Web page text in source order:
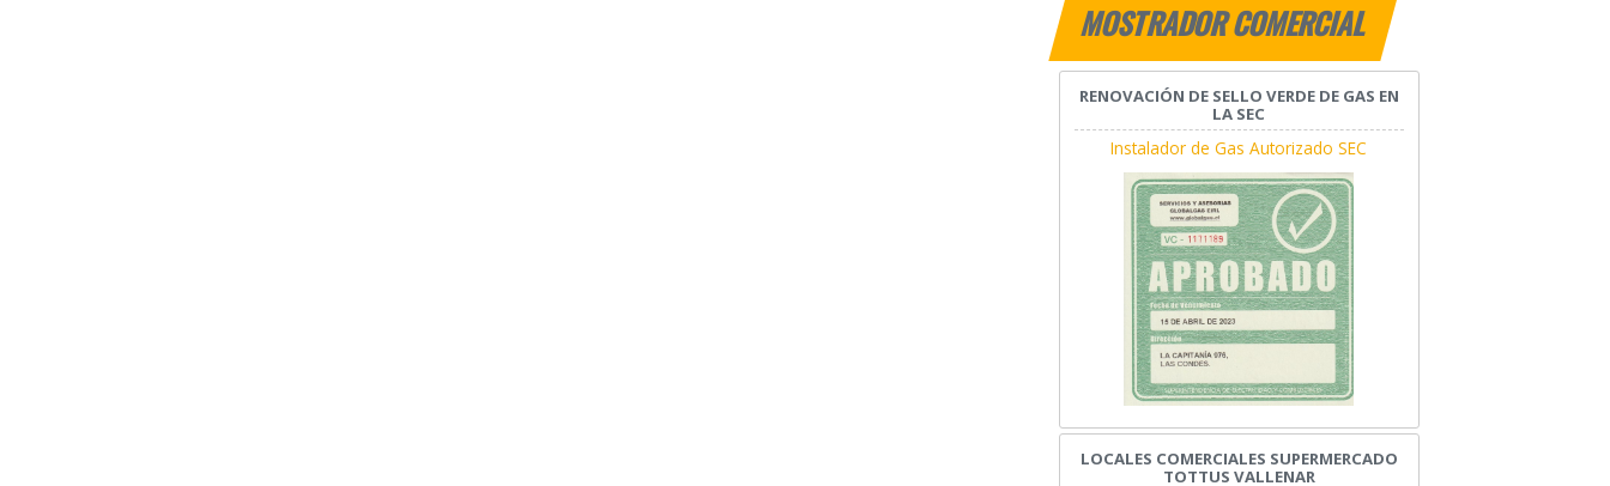
MOSTRADOR COMERCIAL
RENOVACIÓN DE SELLO VERDE DE GAS EN
LA SEC
Instalador de Gas Autorizado SEC
LOCALES COMERCIALES SUPERMERCADO
TOTTUS VALLENAR